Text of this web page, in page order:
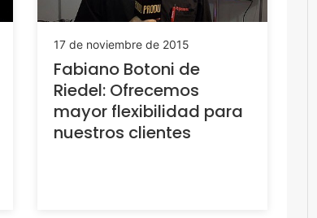
17 de noviembre de 2015
Fabiano Botoni de
Riedel: Ofrecemos
mayor flexibilidad para
nuestros clientes